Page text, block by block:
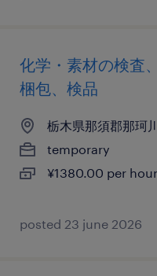
化学・素材の検査
梱包、検品
栃木県那須郡那珂
temporary
¥1380.00 per hour
posted 23 june 2026